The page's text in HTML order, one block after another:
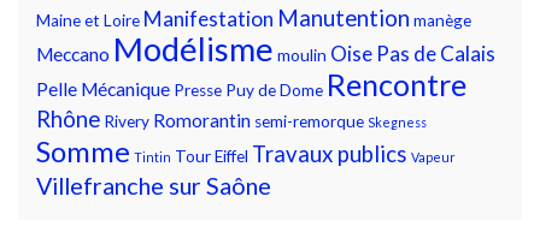
Maine et Loire Manifestation Manutention manège
Meccano Modélisme moulin Oise Pas de Calais
Pelle Mécanique Presse Puy de Dome Rencontre
Rhône Rivery Romorantin semi-remorque Skegness
Somme Tintin Tour Eiffel Travaux publics Vapeur
Villefranche sur Saône